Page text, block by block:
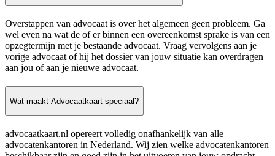
Overstappen van advocaat is over het algemeen geen probleem. Ga
wel even na wat de of er binnen een overeenkomst sprake is van een
opzegtermijn met je bestaande advocaat. Vraag vervolgens aan je
vorige advocaat of hij het dossier van jouw situatie kan overdragen
aan jou of aan je nieuwe advocaat.
Wat maakt Advocaatkaart speciaal?
advocaatkaart.nl opereert volledig onafhankelijk van alle
advocatenkantoren in Nederland. Wij zien welke advocatenkantoren